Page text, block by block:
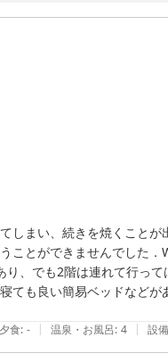
まい、続きを焼くことが
とができませんでした．
、でも2階は連れて行っ
も良い簡易ベッドなどが
夕食: - | 温泉・お風呂: 4 | 設備